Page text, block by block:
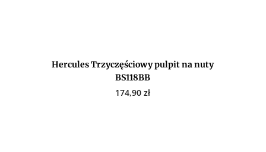
Hercules Trzyczęściowy pulpit na nuty
BS118BB
174,90zł